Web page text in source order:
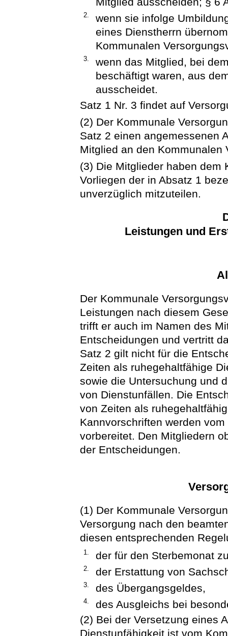
2.
wenn sie infolge
eines Dienstherrn
Kommunalen
3.
wenn das Mitglied, bei
beschäftigt waren, aus
ausscheidet.
Satz 1 Nr. 3 findet auf
(2) Der Kommunale
Satz 2 einen angemessenen
Mitglied an den Kommunalen
(3) Die Mitglieder haben dem
Vorliegen der in Absatz 1
unverzüglich mitzuteilen.
Leistungen und
Der Kommunale
Leistungen nach diesem
trifft er auch im Namen des
Entscheidungen und vertritt
Satz 2 gilt nicht für die
Zeiten als ruhegehaltfähige
sowie die Untersuchung und
von Dienstunfällen. Die
von Zeiten als
Kannvorschriften werden
vorbereitet. Den Mitgliedern
der Entscheidungen.
(1) Der Kommunale
Versorgung nach den
diesen entsprechenden
1. der für den Sterbemonat
2. der Erstattung von
3. des Übergangsgeldes,
4.
des Ausgleichs bei
(2) Bei der Versetzung eines
Dienstunfähigkeit ist vom